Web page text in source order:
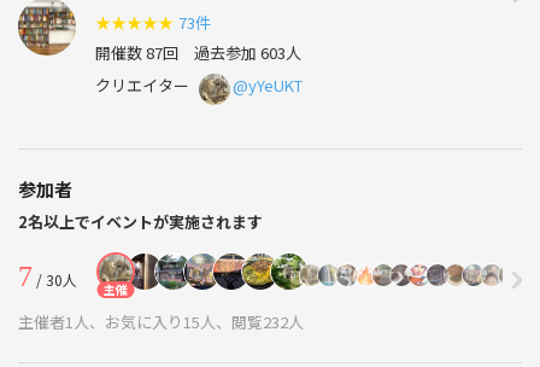
★★★★★ 73件
開催数 87回 過去参加 603人
クリエイター
@yYeUKT
参加者
2名以上でイベントが実施されます
7/ 30人 主催
主催者1人、お気に入り15人、閲覧232人